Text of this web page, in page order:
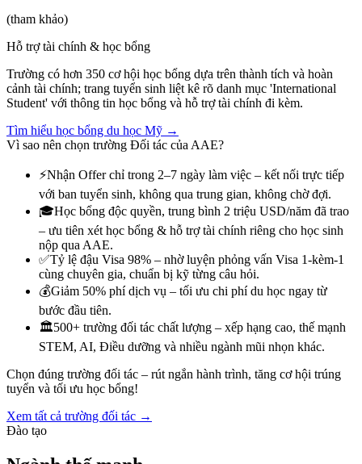
(tham khảo)
Hỗ trợ tài chính & học bổng
Trường có hơn 350 cơ hội học bổng dựa trên thành tích và hoàn
cảnh tài chính; trang tuyển sinh liệt kê rõ danh mục 'International
Student' với thông tin học bổng và hỗ trợ tài chính đi kèm.
Tìm hiểu học bổng du học Mỹ →
Vì sao nên chọn trường Đối tác của AAE?
⚡Nhận Offer chỉ trong 2–7 ngày làm việc – kết nối trực tiếp
với ban tuyển sinh, không qua trung gian, không chờ đợi.
🎓Học bổng độc quyền, trung bình 2 triệu USD/năm đã trao
– ưu tiên xét học bổng & hỗ trợ tài chính riêng cho học sinh
nộp qua AAE.
✅Tỷ lệ đậu Visa 98% – nhờ luyện phỏng vấn Visa 1-kèm-1
cùng chuyên gia, chuẩn bị kỹ từng câu hỏi.
💰Giảm 50% phí dịch vụ – tối ưu chi phí du học ngay từ
bước đầu tiên.
🏛️500+ trường đối tác chất lượng – xếp hạng cao, thế mạnh
STEM, AI, Điều dưỡng và nhiều ngành mũi nhọn khác.
Chọn đúng trường đối tác – rút ngắn hành trình, tăng cơ hội trúng
tuyển và tối ưu học bổng!
Xem tất cả trường đối tác →
Đào tạo